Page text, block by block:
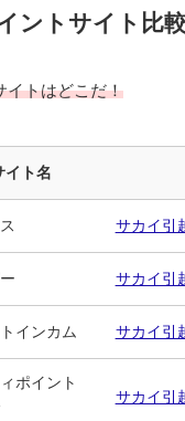
ントサイト比
イトはどこだ！
イト名
サカイ引
サカイ引
インカム サカイ引
ポイント
サカイ引